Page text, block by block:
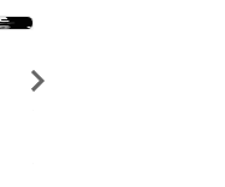
IZÂNGELA FEITOSA